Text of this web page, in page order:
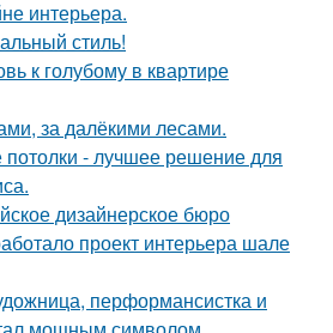
интерьера.
стиль!
к голубому в квартире
за далёкими лесами.
- лучшее решение для
дизайнерское бюро
проект интерьера шале
перформансистка и